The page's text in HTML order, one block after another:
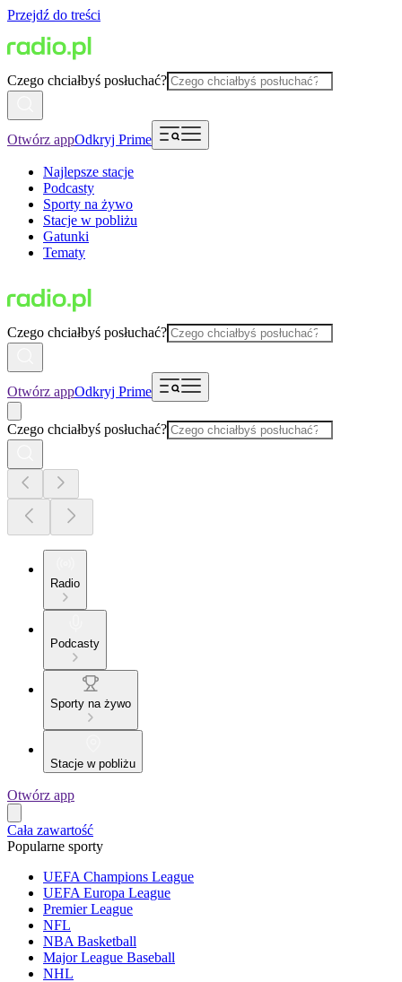
Przejdź do treści
Czego chciałbyś posłuchać?
Otwórz appOdkryj Prime
Najlepsze stacje
Podcasty
Sporty na żywo
Stacje w pobliżu
Gatunki
Tematy
Czego chciałbyś posłuchać?
Otwórz appOdkryj Prime
Czego chciałbyś posłuchać?
Radio
Podcasty
Sporty na żywo
Stacje w pobliżu
Otwórz app
Cała zawartość
Popularne sporty
UEFA Champions League
UEFA Europa League
Premier League
NFL
NBA Basketball
Major League Baseball
NHL